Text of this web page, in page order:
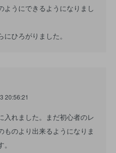
ようにできるようになりまし
ひろがりました。
20:56:21
入れました。まだ初心者のレ
のより出来るようになりま